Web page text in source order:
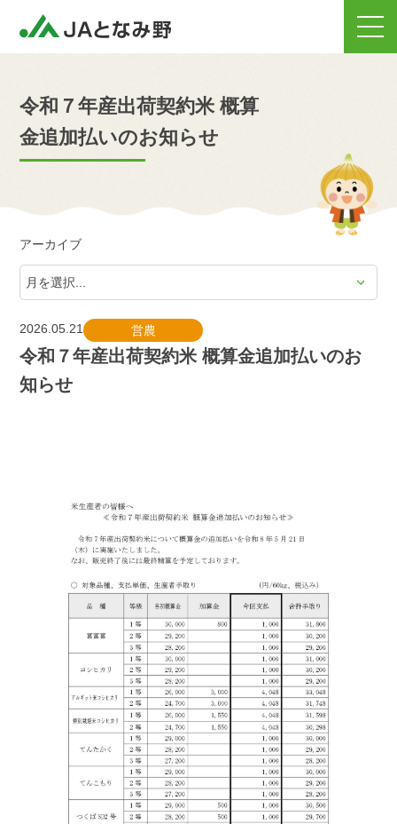
令和７年産出荷契約米 概算
金追加払いのお知らせ
アーカイブ
2026.05.21 営農
令和７年産出荷契約米 概算金追加払いのお
知らせ